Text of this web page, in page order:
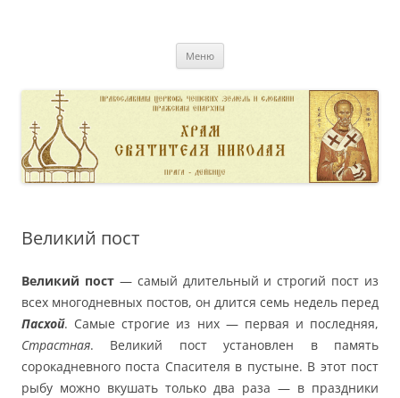
Меню
Великий пост
Великий пост — самый длительный и строгий пост из
всех многодневных постов, он длится семь недель пeред
Пасхой. Самые строгие из них — первая и последняя,
Страстная. Великий пост установлен в память
сорокадневного поста Спасителя в пустыне. В этот пост
рыбу можно вкушать только два раза — в праздники